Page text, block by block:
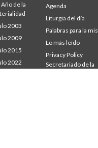
de la
2003
2009
2015
2022
Agenda
Liturgia del día
Palabras para la
Lo más leído
Privacy Policy
Secretariado de la